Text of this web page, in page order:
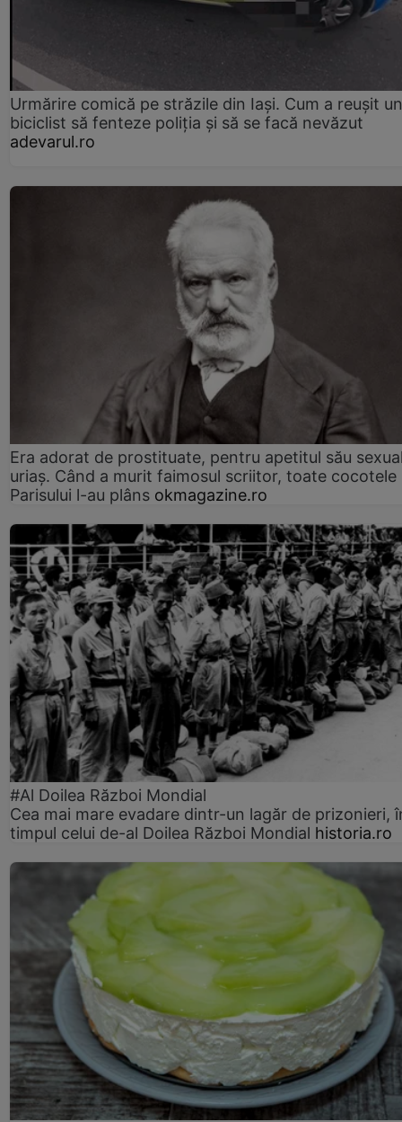
Urmărire comică pe străzile din Iași. Cum a reușit un
biciclist să fenteze poliția și să se facă nevăzut
adevarul.ro
Era adorat de prostituate, pentru apetitul său
uriaș. Când a murit faimosul scriitor, toate cocotele
Parisului l-au plâns okmagazine.ro
#Al Doilea Război Mondial
Cea mai mare evadare dintr-un lagăr de prizonieri,
timpul celui de-al Doilea Război Mondial historia.ro